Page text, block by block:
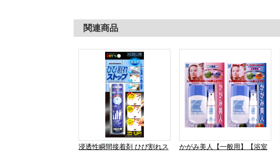
関連商品
浸透性瞬間接着剤 ひび割れス
かがみ美人【一般用】【浴室